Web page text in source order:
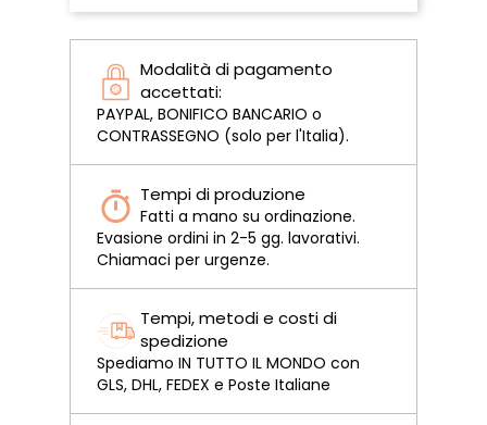
Modalità di pagamento
accettati:
PAYPAL, BONIFICO BANCARIO o
CONTRASSEGNO (solo per l'Italia).
Tempi di produzione
Fatti a mano su ordinazione.
Evasione ordini in 2-5 gg. lavorativi.
Chiamaci per urgenze.
Tempi, metodi e costi di
spedizione
Spediamo IN TUTTO IL MONDO con
GLS, DHL, FEDEX e Poste Italiane